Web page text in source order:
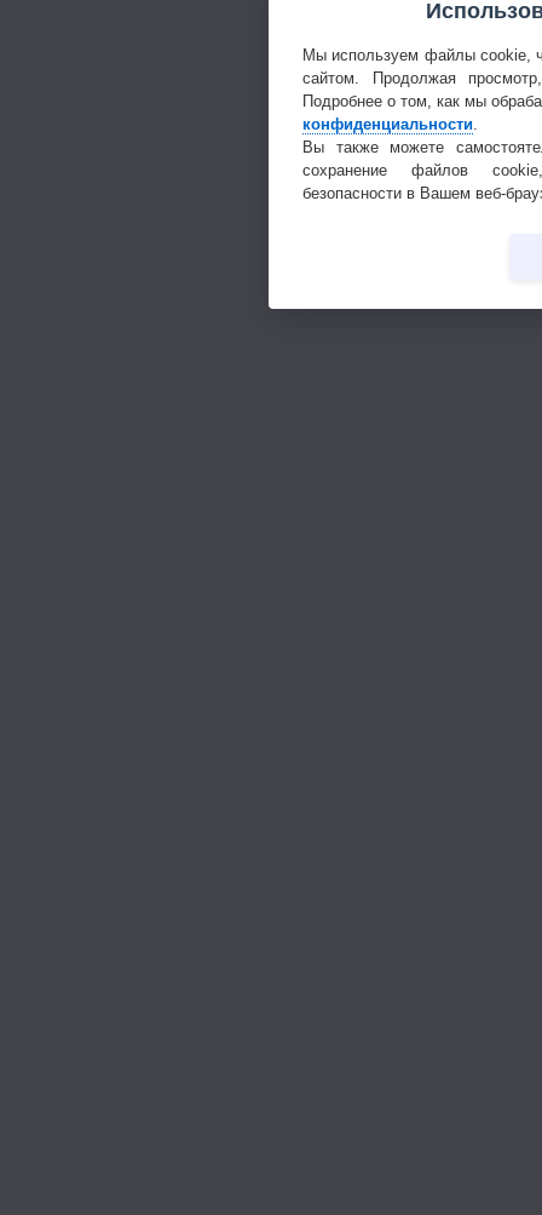
Мы используем файлы cookie,
сайтом. Продолжая
Подробнее о том, как мы
конфиденциальности
Вы также можете
сохранение файлов
безопасности в Вашем веб-